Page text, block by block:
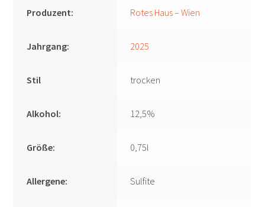
Produzent: Rotes Haus – Wien
Jahrgang: 2025
Stil trocken
Alkohol: 12,5%
Größe: 0,75l
Allergene: Sulfite